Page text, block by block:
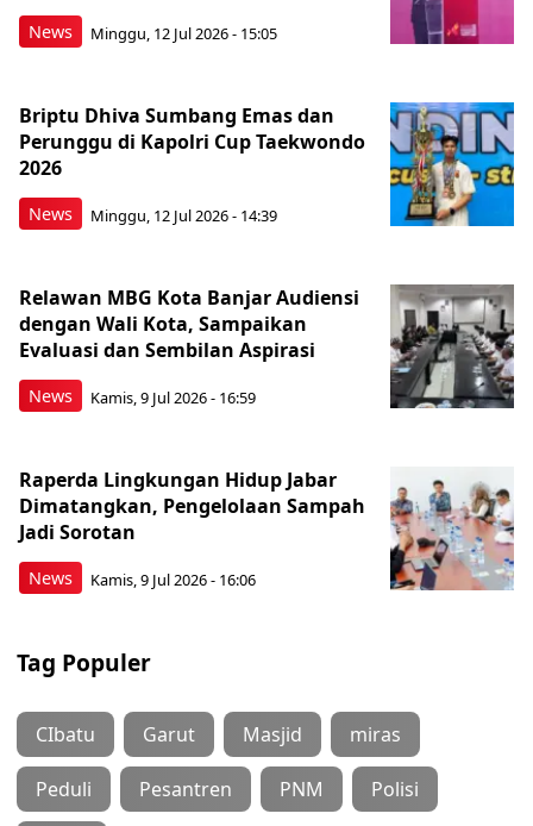
News Minggu, 12 Jul 2026 - 15:05
News
Briptu Dhiva Sumbang Emas dan
Perunggu di Kapolri Cup Taekwondo
2026
Minggu, 12 Jul 2026 - 14:39
News
Relawan MBG Kota Banjar Audiensi
dengan Wali Kota, Sampaikan
Evaluasi dan Sembilan Aspirasi
Kamis, 9 Jul 2026 - 16:59
News
Raperda Lingkungan Hidup Jabar
Dimatangkan, Pengelolaan Sampah
Jadi Sorotan
Kamis, 9 Jul 2026 - 16:06
Tag Populer
CIbatu Garut Masjid miras
Peduli Pesantren PNM Polisi